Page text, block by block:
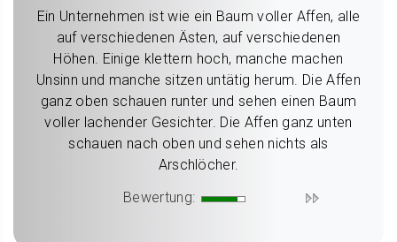
Ein Unternehmen ist wie ein Baum voller Affen, alle
auf verschiedenen Ästen, auf verschiedenen
Höhen. Einige klettern hoch, manche machen
Unsinn und manche sitzen untätig herum. Die Affen
ganz oben schauen runter und sehen einen Baum
voller lachender Gesichter. Die Affen ganz unten
schauen nach oben und sehen nichts als
Arschlöcher.
Bewertung: